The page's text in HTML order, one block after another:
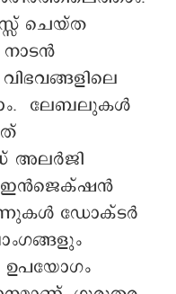
ചെയ്ത
ലേബലുകൾ
അലർജി
ഇൻജെക്‌ഷൻ
ഡോക്ടർ